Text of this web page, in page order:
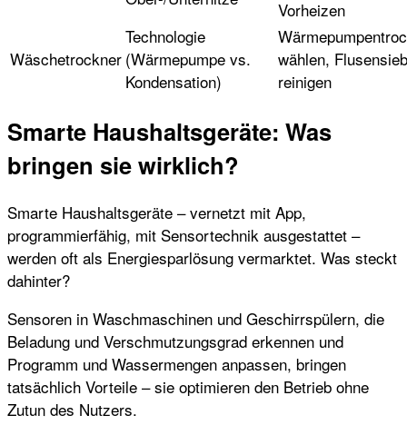
Vorheizen
Wäschetrockner
Technologie
(Wärmepumpe vs.
Kondensation)
wählen, Flusensieb
reinigen
Smarte Haushaltsgeräte: Was
bringen sie wirklich?
Smarte Haushaltsgeräte – vernetzt mit App,
programmierfähig, mit Sensortechnik ausgestattet –
werden oft als Energiesparlösung vermarktet. Was steckt
dahinter?
Sensoren in Waschmaschinen und Geschirrspülern, die
Beladung und Verschmutzungsgrad erkennen und
Programm und Wassermengen anpassen, bringen
tatsächlich Vorteile – sie optimieren den Betrieb ohne
Zutun des Nutzers.